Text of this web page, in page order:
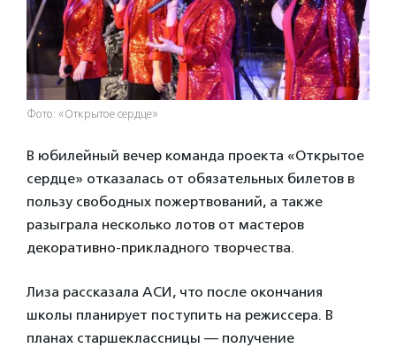
Фото: «Открытое сердце»
В юбилейный вечер команда проекта «Открытое
сердце» отказалась от обязательных билетов в
пользу свободных пожертвований, а также
разыграла несколько лотов от мастеров
декоративно-прикладного творчества.
Лиза рассказала АСИ, что после окончания
школы планирует поступить на режиссера. В
планах старшеклассницы — получение